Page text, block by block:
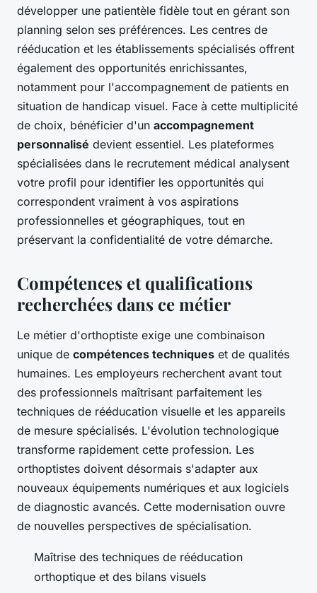
développer une patientèle fidèle tout en gérant son
planning selon ses préférences. Les centres de
rééducation et les établissements spécialisés offrent
également des opportunités enrichissantes,
notamment pour l'accompagnement de patients en
situation de handicap visuel. Face à cette multiplicité
de choix, bénéficier d'un accompagnement
personnalisé devient essentiel. Les plateformes
spécialisées dans le recrutement médical analysent
votre profil pour identifier les opportunités qui
correspondent vraiment à vos aspirations
professionnelles et géographiques, tout en
préservant la confidentialité de votre démarche.
Compétences et qualifications
recherchées dans ce métier
Le métier d'orthoptiste exige une combinaison
unique de compétences techniques et de qualités
humaines. Les employeurs recherchent avant tout
des professionnels maîtrisant parfaitement les
techniques de rééducation visuelle et les appareils
de mesure spécialisés. L'évolution technologique
transforme rapidement cette profession. Les
orthoptistes doivent désormais s'adapter aux
nouveaux équipements numériques et aux logiciels
de diagnostic avancés. Cette modernisation ouvre
de nouvelles perspectives de spécialisation.
Maîtrise des techniques de rééducation
orthoptique et des bilans visuels